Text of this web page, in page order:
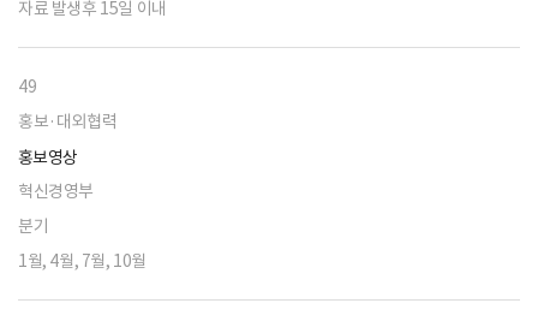
자료 발생후 15일 이내
49
홍보·대외협력
홍보영상
혁신경영부
분기
1월, 4월, 7월, 10월